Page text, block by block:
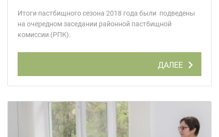
Итоги пастбищного сезона 2018 года были подведены
на очередном заседании районной пастбищной
комиссии (РПК).
ДАЛЕЕ